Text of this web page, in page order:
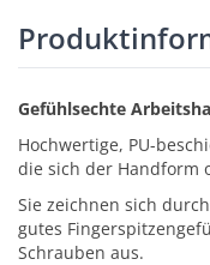
Gefühlsechte
Hochwertige, PU-
die sich der Handform
Sie zeichnen sich
gutes
Schrauben aus.